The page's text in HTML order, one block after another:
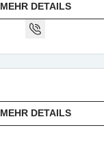
MEHR DETAILS
MEHR DETAILS